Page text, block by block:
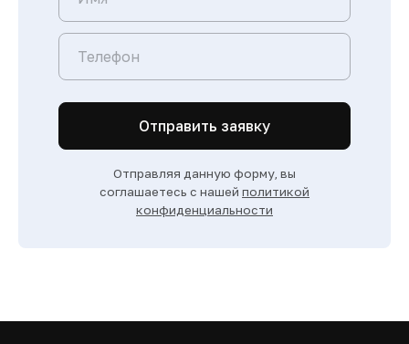
Отправить заявку
Отправляя данную форму, вы
соглашаетесь с нашей политикой
конфиденциальности